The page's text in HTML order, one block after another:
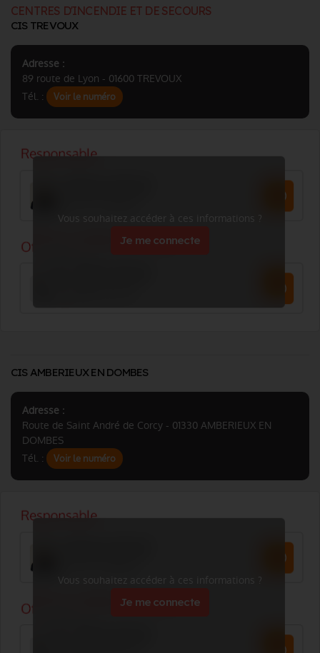
CENTRES D'INCENDIE ET DE SECOURS
CIS TREVOUX
Adresse :
89 route de Lyon - 01600 TREVOUX
Tél. :
Voir le numéro
Vous souhaitez accéder à ces informations ?
Je me connecte
CIS AMBERIEUX EN DOMBES
Adresse :
Route de Saint André de Corcy - 01330 AMBERIEUX EN
DOMBES
Tél. :
Voir le numéro
Vous souhaitez accéder à ces informations ?
Je me connecte